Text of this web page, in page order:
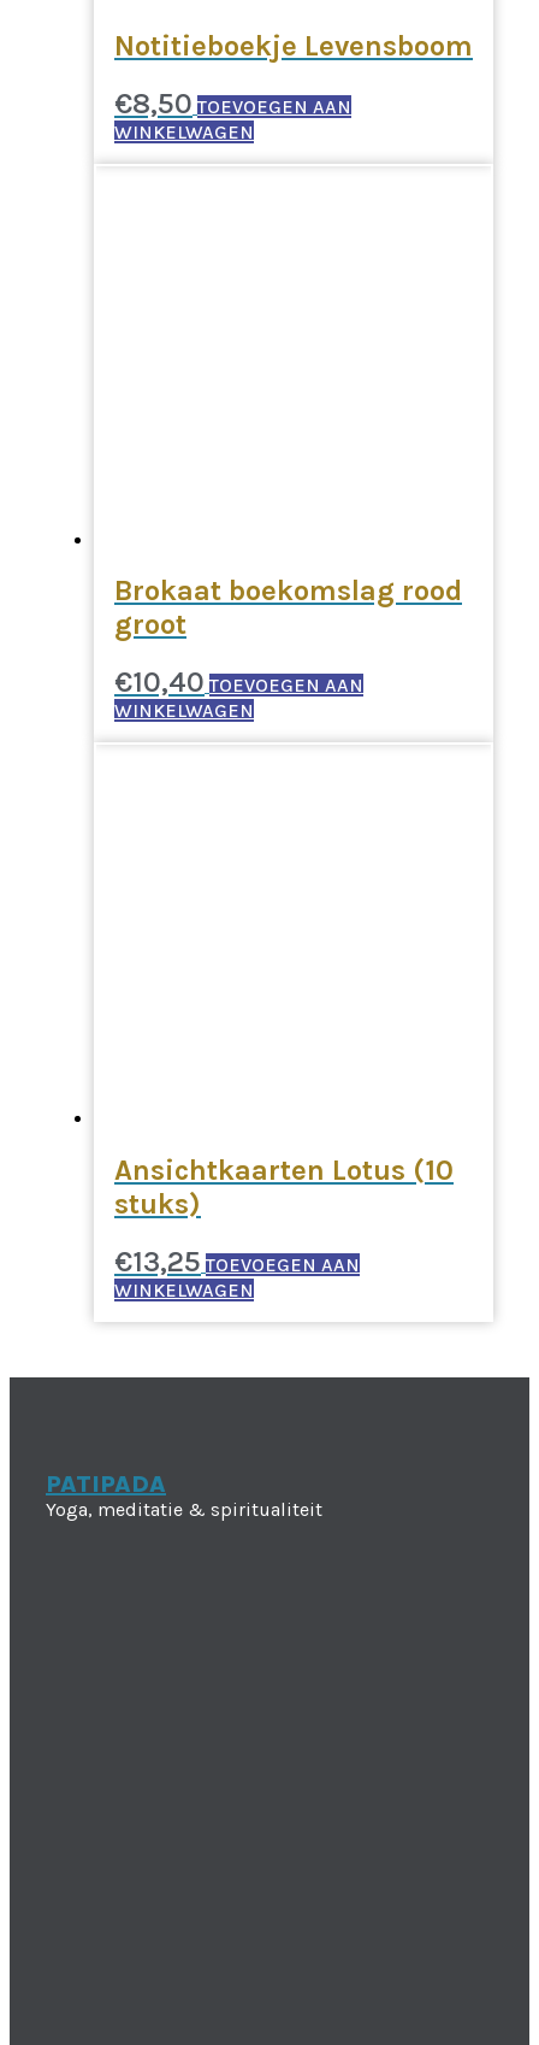
Notitieboekje Levensboom
€8,50 TOEVOEGEN AAN
WINKELWAGEN
Brokaat boekomslag rood
groot
€10,40 TOEVOEGEN AAN
WINKELWAGEN
Ansichtkaarten Lotus (10
stuks)
€13,25 TOEVOEGEN AAN
WINKELWAGEN
PATIPADA
Yoga, meditatie & spiritualiteit